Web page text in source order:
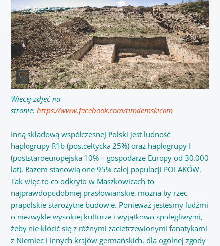
Więcej zdjęć na
stronie: https://www.facebook.com/timdemskicom
Inną składową współczesnej Polski jest ludność
haplogrupy R1b (postceltycka 25%) oraz haplogrupy I
(poststaroeuropejska 10% – gospodarze Europy od 30.000
lat). Razem stanowią one 95% całej populacji POLAKÓW.
Tak więc to co odkryto w Maszkowicach to
najprawdopodobniej prasłowiańskie, można by rzec
prapolskie starożytne budowle. Ponieważ jesteśmy ludźmi
o niezwykle wysokiej kulturze i wyjątkowo spolegliwymi,
żeby nie kłócić się z różnymi zacietrzewionymi fanatykami
z Niemiec i innych krajów germańskich, dla ogólnej zgody